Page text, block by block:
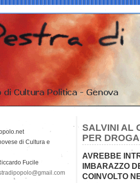
SALVINI AL
PER DROGA
AVREBBE
IMBARAZZO
COINVOLTO
di Cultura e
Fucile